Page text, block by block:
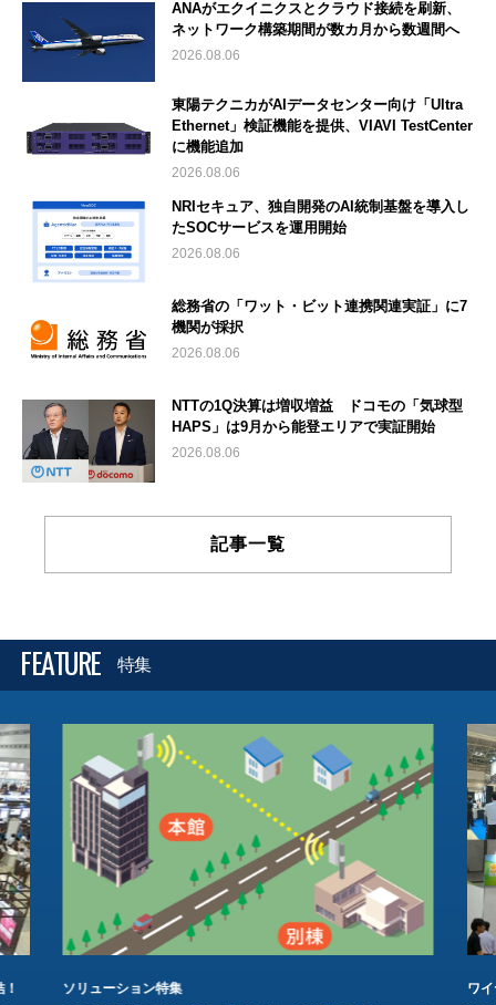
ANAがエクイニクスとクラウド接続を刷新、
ネットワーク構築期間が数カ月から数週間へ
2026.08.06
東陽テクニカがAIデータセンター向け「Ultra
Ethernet」検証機能を提供、VIAVI TestCenter
に機能追加
2026.08.06
NRIセキュア、独自開発のAI統制基盤を導入し
たSOCサービスを運用開始
2026.08.06
総務省の「ワット・ビット連携関連実証」に7
機関が採択
2026.08.06
NTTの1Q決算は増収増益 ドコモの「気球型
HAPS」は9月から能登エリアで実証開始
2026.08.06
記事一覧
FEATURE 特集
ソリューション特集 ワ